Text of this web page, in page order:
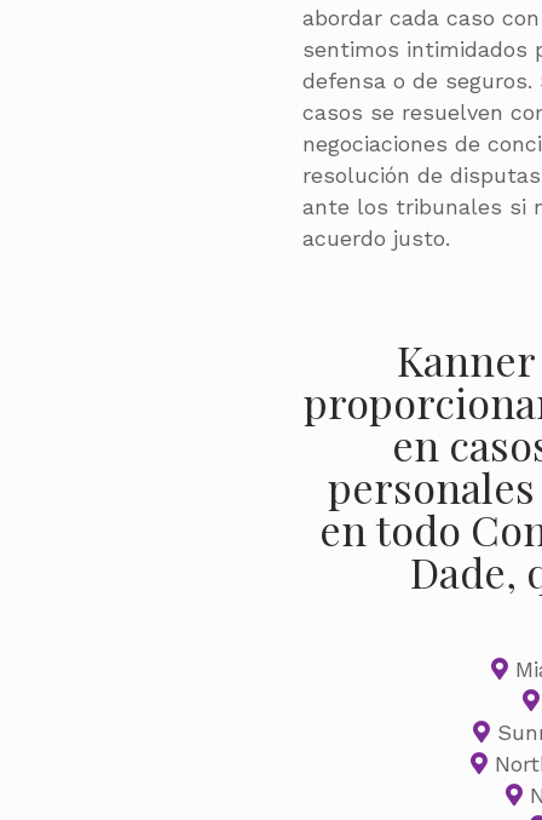
abordar cada caso
sentimos intimidados
defensa o de
casos se resuelven
negociaciones de
resolución de
ante los tribunales si
acuerdo justo.
en
en todo
Dade,